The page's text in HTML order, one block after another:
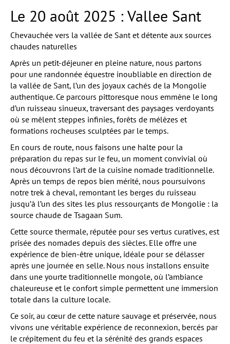
Le 20 août 2025 : Vallee Sant
Chevauchée vers la vallée de Sant et détente aux sources
chaudes naturelles
Après un petit-déjeuner en pleine nature, nous partons
pour une randonnée équestre inoubliable en direction de
la vallée de Sant, l’un des joyaux cachés de la Mongolie
authentique. Ce parcours pittoresque nous emmène le long
d’un ruisseau sinueux, traversant des paysages verdoyants
où se mêlent steppes infinies, forêts de mélèzes et
formations rocheuses sculptées par le temps.
En cours de route, nous faisons une halte pour la
préparation du repas sur le feu, un moment convivial où
nous découvrons l’art de la cuisine nomade traditionnelle.
Après un temps de repos bien mérité, nous poursuivons
notre trek à cheval, remontant les berges du ruisseau
jusqu’à l’un des sites les plus ressourçants de Mongolie : la
source chaude de Tsagaan Sum.
Cette source thermale, réputée pour ses vertus curatives, est
prisée des nomades depuis des siècles. Elle offre une
expérience de bien-être unique, idéale pour se délasser
après une journée en selle. Nous nous installons ensuite
dans une yourte traditionnelle mongole, où l’ambiance
chaleureuse et le confort simple permettent une immersion
totale dans la culture locale.
Ce soir, au cœur de cette nature sauvage et préservée, nous
vivons une véritable expérience de reconnexion, bercés par
le crépitement du feu et la sérénité des grands espaces